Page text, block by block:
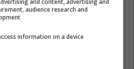
audience research and
information on a device